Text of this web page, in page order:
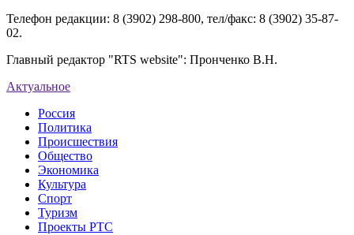
Телефон редакции: 8 (3902) 298-800, тел/факс: 8 (3902) 35-87-
02.
Главный редактор "RTS website": Пронченко В.Н.
Актуальное
Россия
Политика
Происшествия
Общество
Экономика
Культура
Спорт
Туризм
Проекты РТС